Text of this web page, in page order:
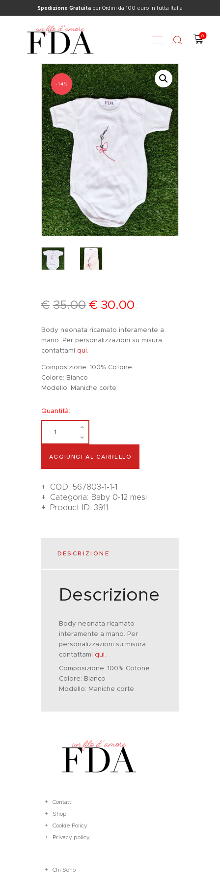
Spedizione Gratuita per Ordini da 100 euro in tutta Italia
0
HOME
CHI SONO
SHOP
CONTATTI
BLOG
-14%
€ 35.00 € 30.00
Body neonata ricamato interamente a
mano. Per personalizzazioni su misura
contattami qui.
Composizione: 100% Cotone
Colore: Bianco
Modello: Maniche corte
Quantità:
AGGIUNGI AL CARRELLO
COD: 567803-1-1-1
Categoria: Baby 0-12 mesi
Product ID:3911
DESCRIZIONE
Descrizione
Body neonata ricamato
interamente a mano. Per
personalizzazioni su misura
contattami qui.
Composizione: 100% Cotone
Colore: Bianco
Modello: Maniche corte
Contatti
Shop
Cookie Policy
Privacy policy
Chi Sono